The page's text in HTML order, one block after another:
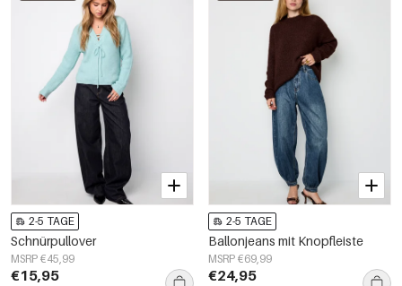
2-5 TAGE
Schnürpullover
MSRP €45,99
€15,95
2-5 TAGE
Ballonjeans mit Knopfleiste
MSRP €69,99
€24,95